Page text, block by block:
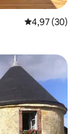
Note
4,97 (30)